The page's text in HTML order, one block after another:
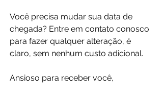
Você precisa mudar sua data de
chegada? Entre em contato conosco
para fazer qualquer alteração, é
claro, sem nenhum custo adicional.
Ansioso para receber você,